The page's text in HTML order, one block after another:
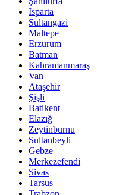
Isparta
Sultangazi
Maltepe
Erzurum
Batman
Kahramanmaraş
Van
Ataşehir
Şişli
Batikent
Elazığ
Zeytinburnu
Sultanbeyli
Gebze
Merkezefendi
Sivas
Tarsus